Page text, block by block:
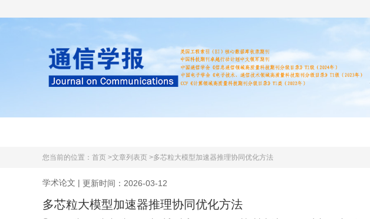
您当前的位置： 首页 >文章列表页 >多芯粒大模型加速器推理协同优化方法
学术论文 | 更新时间：2026-03-12
多芯粒大模型加速器推理协同优化方法